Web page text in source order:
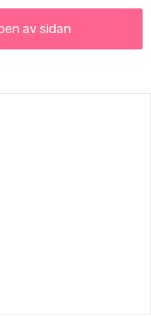
både stor säkerhet och
energisnåla.
av sidan